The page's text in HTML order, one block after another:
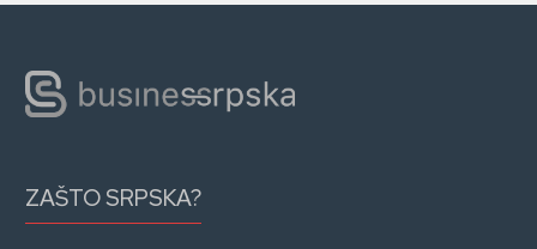
ZAŠTO SRPSKA?